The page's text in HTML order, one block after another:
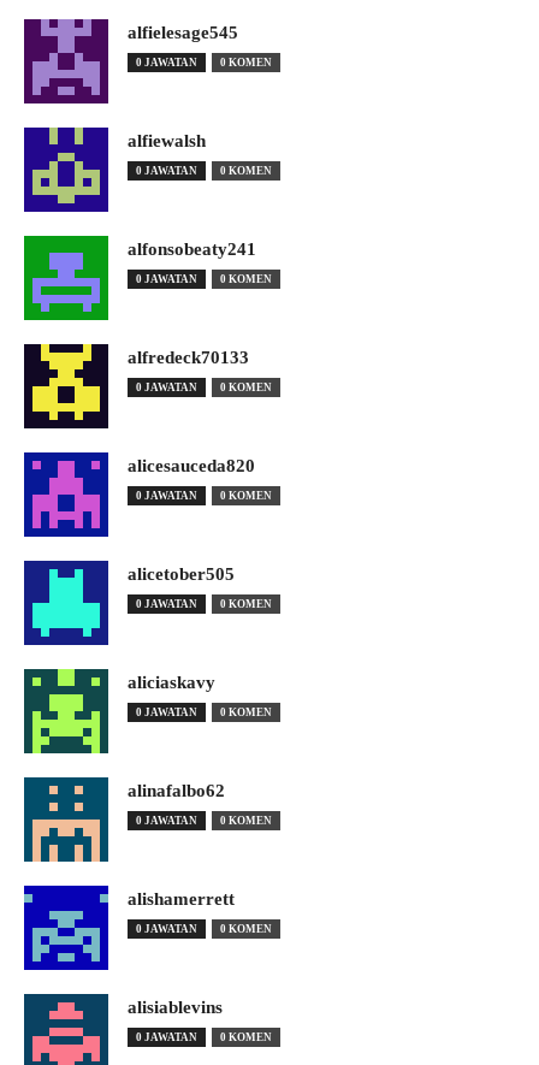
alfielesage545
0 JAWATAN 0 KOMEN
alfiewalsh
0 JAWATAN 0 KOMEN
alfonsobeaty241
0 JAWATAN 0 KOMEN
alfredeck70133
0 JAWATAN 0 KOMEN
alicesauceda820
0 JAWATAN 0 KOMEN
alicetober505
0 JAWATAN 0 KOMEN
aliciaskavy
0 JAWATAN 0 KOMEN
alinafalbo62
0 JAWATAN 0 KOMEN
alishamerrett
0 JAWATAN 0 KOMEN
alisiablevins
0 JAWATAN 0 KOMEN